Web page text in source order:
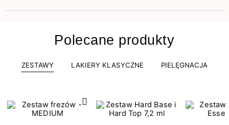
Polecane produkty
ZESTAWY LAKIERY KLASYCZNE PIELĘGNACJA